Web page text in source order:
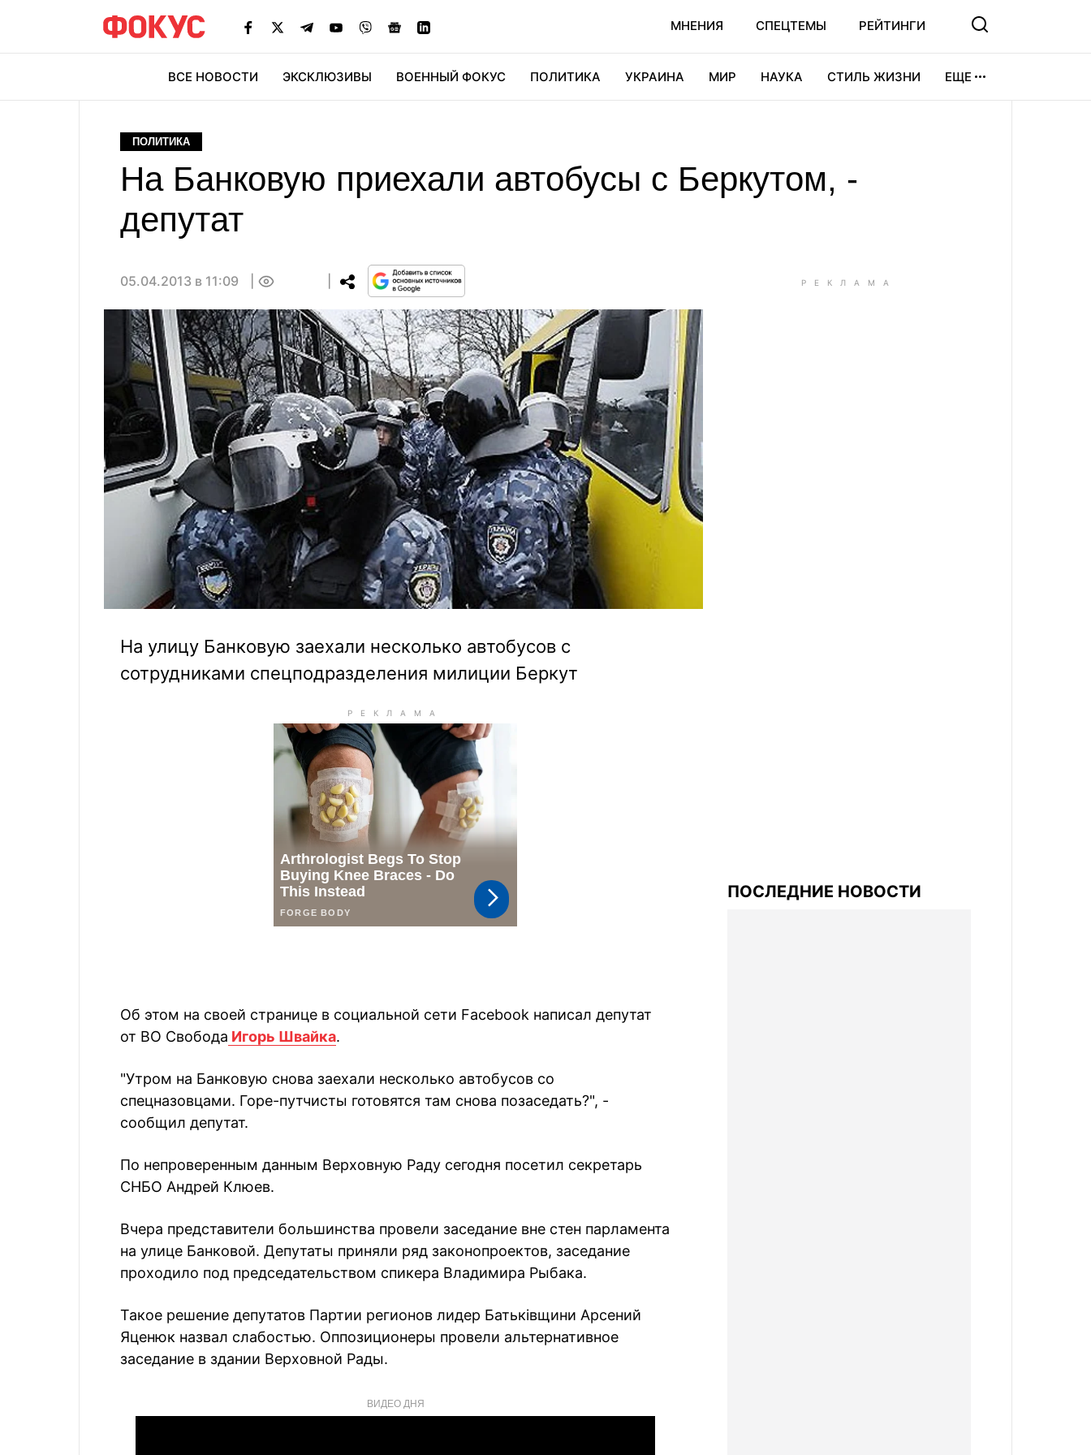
МНЕНИЯ СПЕЦТЕМЫ РЕЙТИНГИ
ВСЕ НОВОСТИ ЭКСКЛЮЗИВЫ ВОЕННЫЙ ФОКУС ПОЛИТИКА УКРАИНА МИР НАУКА СТИЛЬ ЖИЗНИ ЕЩЕ
ПОЛИТИКА
На Банковую приехали автобусы с Беркутом, -
депутат
05.04.2013 в 11:09
На улицу Банковую заехали несколько автобусов с
сотрудниками спецподразделения милиции Беркут
Об этом на своей странице в социальной сети Facebook написал депутат
от ВО Свобода Игорь Швайка.
"Утром на Банковую снова заехали несколько автобусов со
спецназовцами. Горе-путчисты готовятся там снова позаседать?", -
сообщил депутат.
По непроверенным данным Верховную Раду сегодня посетил секретарь
СНБО Андрей Клюев.
Вчера представители большинства провели заседание вне стен парламента
на улице Банковой. Депутаты приняли ряд законопроектов, заседание
проходило под председательством спикера Владимира Рыбака.
Такое решение депутатов Партии регионов лидер Батьківщини Арсений
Яценюк назвал слабостью. Оппозиционеры провели альтернативное
заседание в здании Верховной Рады.
ВИДЕО ДНЯ
ПОСЛЕДНИЕ НОВОСТИ